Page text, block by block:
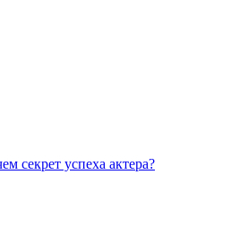
секрет успеха актера?